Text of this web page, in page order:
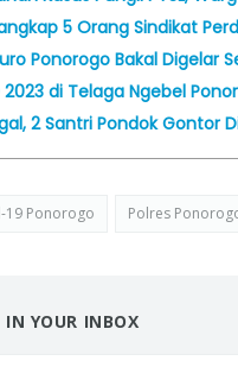
5 Orang Sindikat
Ponorogo Bakal Digelar
di Telaga Ngebel
2 Santri Pondok Gontor
19 Ponorogo Polres
YOUR INBOX